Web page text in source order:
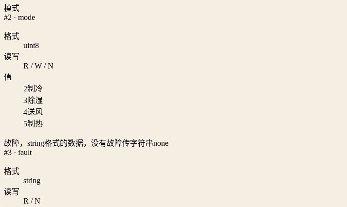
模式
#2 · mode
格式
uint8
读写
R / W / N
值
2制冷
3除湿
4送风
5制热
故障，string格式的数据，没有故障传字符串none
#3 · fault
格式
string
读写
R / N